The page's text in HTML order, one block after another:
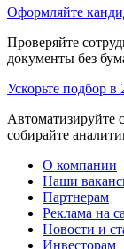
Оформляйте
Проверяйте
документы без
Ускорьте подбор в
Автоматизируйте
собирайте
О компании
Наши
Партнерам
Реклама на
Новости и
Инвесторам